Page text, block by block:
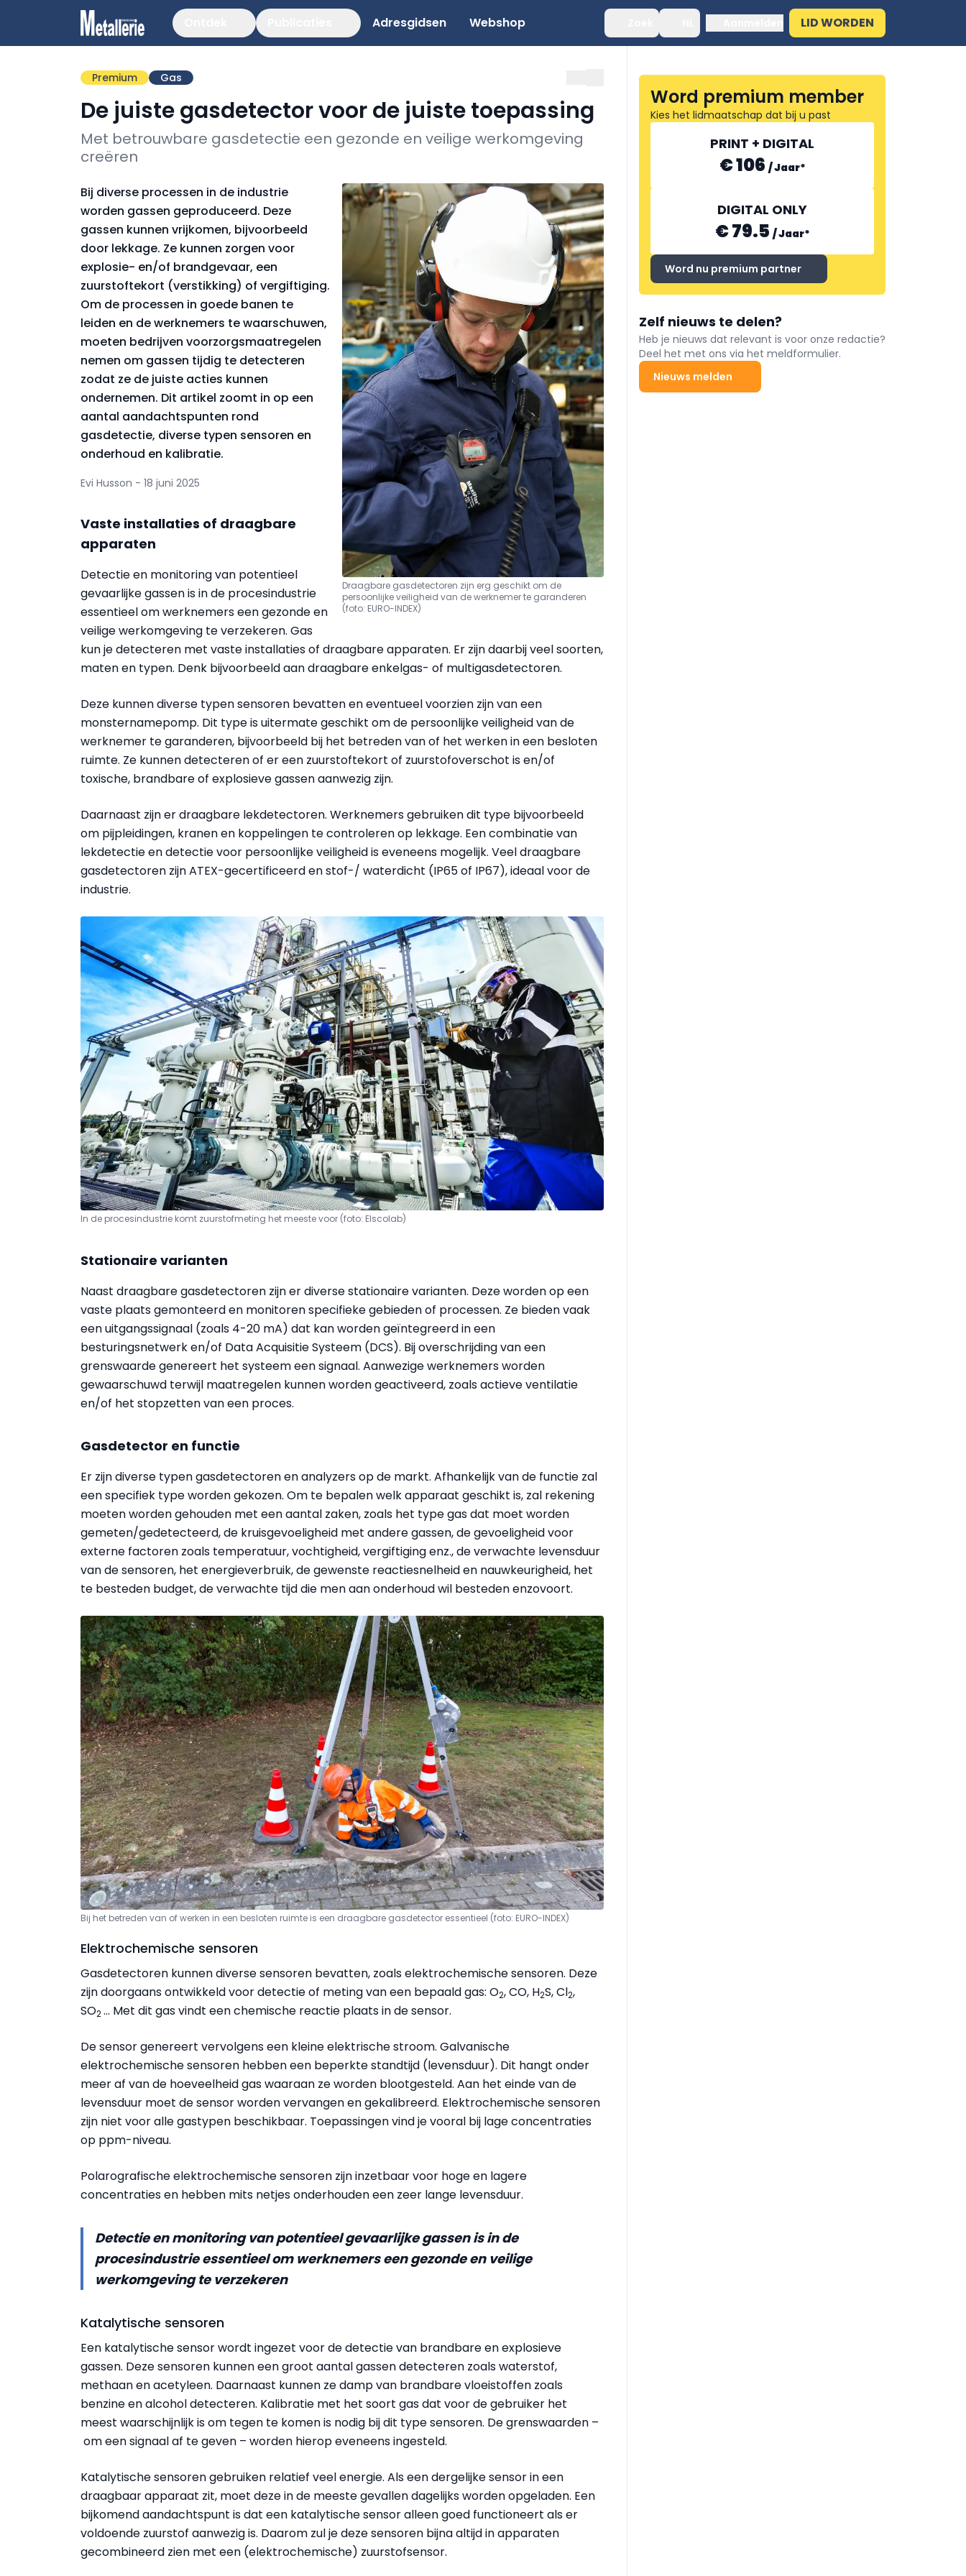
Adresgidsen Webshop LID WORDEN
Premium Gas
De juiste gasdetector voor de juiste toepassing
Met betrouwbare gasdetectie een gezonde en veilige werkomgeving
creëren
Draagbare gasdetectoren zijn erg geschikt om de
persoonlijke veiligheid van de werknemer te garanderen
(foto: EURO-INDEX)
Bij diverse processen in de industrie
worden gassen geproduceerd. Deze
gassen kunnen vrijkomen, bijvoorbeeld
door lekkage. Ze kunnen zorgen voor
explosie- en/of brandgevaar, een
zuurstoftekort (verstikking) of vergiftiging.
Om de processen in goede banen te
leiden en de werknemers te waarschuwen,
moeten bedrijven voorzorgsmaatregelen
nemen om gassen tijdig te detecteren
zodat ze de juiste acties kunnen
ondernemen. Dit artikel zoomt in op een
aantal aandachtspunten rond
gasdetectie, diverse typen sensoren en
onderhoud en kalibratie.
Evi Husson - 18 juni 2025
Vaste installaties of draagbare
apparaten
Detectie en monitoring van potentieel
gevaarlijke gassen is in de procesindustrie
essentieel om werknemers een gezonde en
veilige werkomgeving te verzekeren. Gas
kun je detecteren met vaste installaties of draagbare apparaten. Er zijn daarbij veel soorten,
maten en typen. Denk bijvoorbeeld aan draagbare enkelgas- of multigasdetectoren.
Deze kunnen diverse typen sensoren bevatten en eventueel voorzien zijn van een
monsternamepomp. Dit type is uitermate geschikt om de persoonlijke veiligheid van de
werknemer te garanderen, bijvoorbeeld bij het betreden van of het werken in een besloten
ruimte. Ze kunnen detecteren of er een zuurstoftekort of zuurstofoverschot is en/of
toxische, brandbare of explosieve gassen aanwezig zijn.
Daarnaast zijn er draagbare lekdetectoren. Werknemers gebruiken dit type bijvoorbeeld
om pijpleidingen, kranen en koppelingen te controleren op lekkage. Een combinatie van
lekdetectie en detectie voor persoonlijke veiligheid is eveneens mogelijk. Veel draagbare
gasdetectoren zijn ATEX-gecertificeerd en stof-/ waterdicht (IP65 of IP67), ideaal voor de
industrie.
In de procesindustrie komt zuurstofmeting het meeste voor (foto: Elscolab)
Stationaire varianten
Naast draagbare gasdetectoren zijn er diverse stationaire varianten. Deze worden op een
vaste plaats gemonteerd en monitoren specifieke gebieden of processen. Ze bieden vaak
een uitgangssignaal (zoals 4-20 mA) dat kan worden geïntegreerd in een
besturingsnetwerk en/of Data Acquisitie Systeem (DCS). Bij overschrijding van een
grenswaarde genereert het systeem een signaal. Aanwezige werknemers worden
gewaarschuwd terwijl maatregelen kunnen worden geactiveerd, zoals actieve ventilatie
en/of het stopzetten van een proces.
Gasdetector en functie
Er zijn diverse typen gasdetectoren en analyzers op de markt. Afhankelijk van de functie zal
een specifiek type worden gekozen. Om te bepalen welk apparaat geschikt is, zal rekening
moeten worden gehouden met een aantal zaken, zoals het type gas dat moet worden
gemeten/gedetecteerd, de kruisgevoeligheid met andere gassen, de gevoeligheid voor
externe factoren zoals temperatuur, vochtigheid, vergiftiging enz., de verwachte levensduur
van de sensoren, het energieverbruik, de gewenste reactiesnelheid en nauwkeurigheid, het
te besteden budget, de verwachte tijd die men aan onderhoud wil besteden enzovoort.
Bij het betreden van of werken in een besloten ruimte is een draagbare gasdetector essentieel (foto: EURO-INDEX)
Elektrochemische sensoren
Gasdetectoren kunnen diverse sensoren bevatten, zoals elektrochemische sensoren. Deze
zijn doorgaans ontwikkeld voor detectie of meting van een bepaald gas: O2, CO, H2S, Cl2,
SO2… Met dit gas vindt een chemische reactie plaats in de sensor.
De sensor genereert vervolgens een kleine elektrische stroom. Galvanische
elektrochemische sensoren hebben een beperkte standtijd (levensduur). Dit hangt onder
meer af van de hoeveelheid gas waaraan ze worden blootgesteld. Aan het einde van de
levensduur moet de sensor worden vervangen en gekalibreerd. Elektrochemische sensoren
zijn niet voor alle gastypen beschikbaar. Toepassingen vind je vooral bij lage concentraties
op ppm-niveau.
Polarografische elektrochemische sensoren zijn inzetbaar voor hoge en lagere
concentraties en hebben mits netjes onderhouden een zeer lange levensduur.
Detectie en monitoring van potentieel gevaarlijke gassen is in de
procesindustrie essentieel om werknemers een gezonde en veilige
werkomgeving te verzekeren
Katalytische sensoren
Een katalytische sensor wordt ingezet voor de detectie van brandbare en explosieve
gassen. Deze sensoren kunnen een groot aantal gassen detecteren zoals waterstof,
methaan en acetyleen. Daarnaast kunnen ze damp van brandbare vloeistoffen zoals
benzine en alcohol detecteren. Kalibratie met het soort gas dat voor de gebruiker het
meest waarschijnlijk is om tegen te komen is nodig bij dit type sensoren. De grenswaarden –
om een signaal af te geven – worden hierop eveneens ingesteld.
Katalytische sensoren gebruiken relatief veel energie. Als een dergelijke sensor in een
draagbaar apparaat zit, moet deze in de meeste gevallen dagelijks worden opgeladen. Een
bijkomend aandachtspunt is dat een katalytische sensor alleen goed functioneert als er
voldoende zuurstof aanwezig is. Daarom zul je deze sensoren bijna altijd in apparaten
gecombineerd zien met een (elektrochemische) zuurstofsensor.
Word premium member
Kies het lidmaatschap dat bij u past
PRINT + DIGITAL
€ 106 /Jaar*
DIGITAL ONLY
€ 79.5 /Jaar*
Word nu premium partner
Zelf nieuws te delen?
Heb je nieuws dat relevant is voor onze redactie?
Deel het met ons via het meldformulier.
Nieuws melden